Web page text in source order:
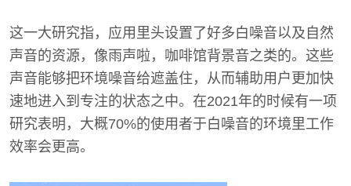
这一大研究指，应用里头设置了好多白噪音以及自然
声音的资源，像雨声啦，咖啡馆背景音之类的。这些
声音能够把环境噪音给遮盖住，从而辅助用户更加快
速地进入到专注的状态之中。在2021年的时候有一项
研究表明，大概70%的使用者于白噪音的环境里工作
效率会更高。